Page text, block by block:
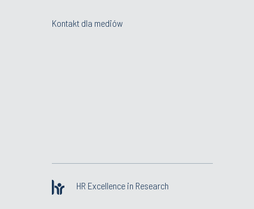
Kontakt dla mediów
HR Excellence in Research